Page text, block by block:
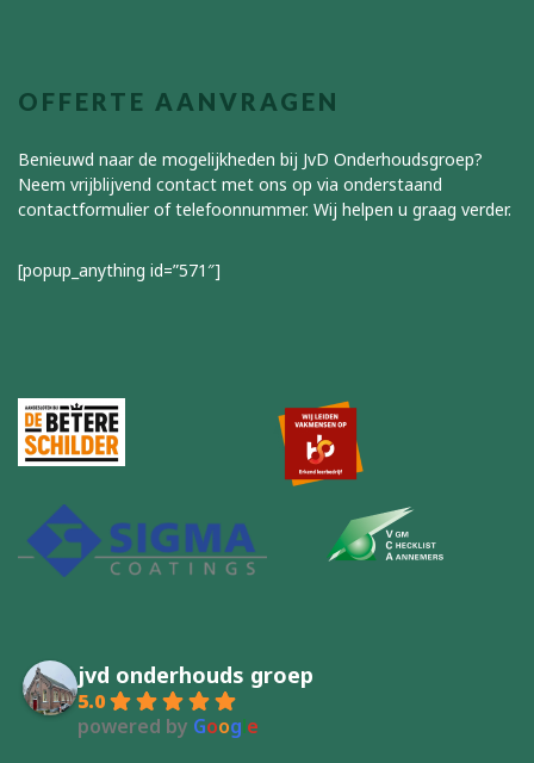
OFFERTE AANVRAGEN
Benieuwd naar de mogelijkheden bij JvD Onderhoudsgroep?
Neem vrijblijvend contact met ons op via onderstaand
contactformulier of telefoonnummer. Wij helpen u graag verder.
[popup_anything id=”571″]
jvd onderhouds groep
5.0
powered by Google